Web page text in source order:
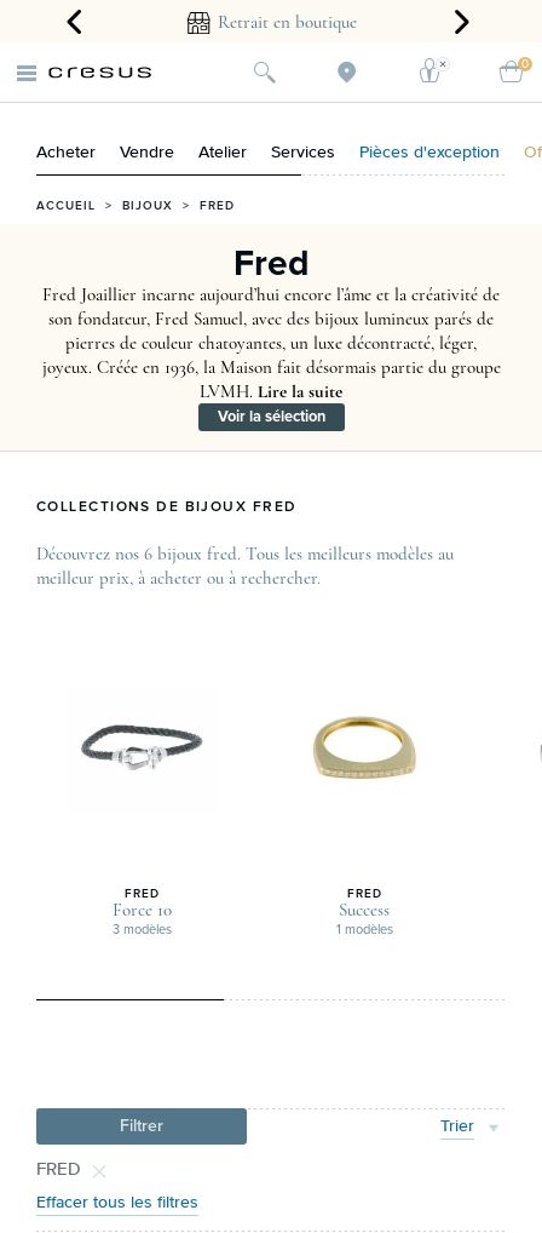
2 ans Retrait en boutique
0
Acheter Vendre Atelier Services Pièces d'exception
ACCUEIL > BIJOUX > FRED
Fred
Fred Joaillier incarne aujourd’hui encore l’âme et la créativité de
son fondateur, Fred Samuel, avec des bijoux lumineux parés de
pierres de couleur chatoyantes, un luxe décontracté, léger,
joyeux. Créée en 1936, la Maison fait désormais partie du groupe
LVMH. Lire la suite
Voir la sélection
COLLECTIONS DE BIJOUX FRED
Découvrez nos 6 bijoux fred. Tous les meilleurs modèles au
meilleur prix, à acheter ou à rechercher.
FRED
Force 10
3 modèles
FRED
Success
1 modèles
Filtrer Trier
FRED
Effacer tous les filtres